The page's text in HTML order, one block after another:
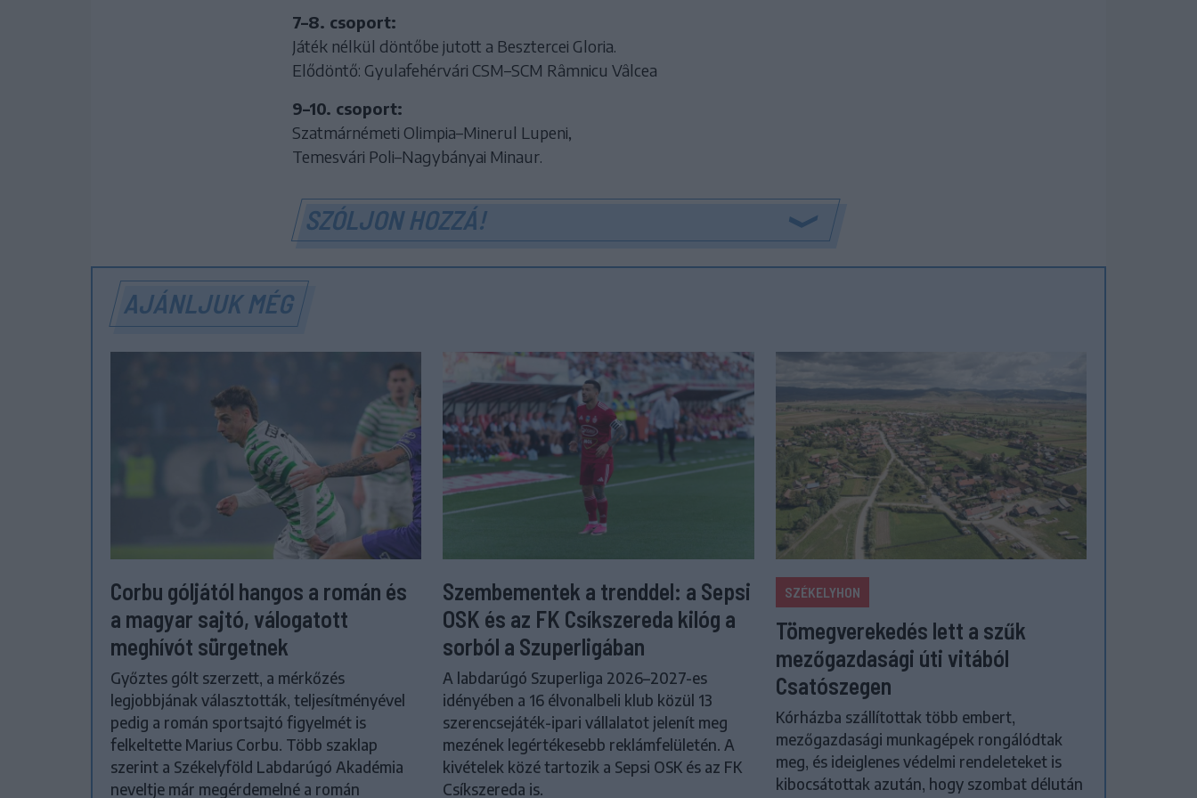
7–8. csoport:
Játék nélkül döntőbe jutott a Besztercei Gloria.
Elődöntő: Gyulafehérvári CSM–SCM Râmnicu Vâlcea
9–10. csoport:
Szatmárnémeti Olimpia–Minerul Lupeni,
Temesvári Poli–Nagybányai Minaur.
SZÓLJON HOZZÁ!
AJÁNLJUK MÉG
Corbu góljától hangos a román és
a magyar sajtó, válogatott
meghívót sürgetnek
Győztes gólt szerzett, a mérkőzés
legjobbjának választották, teljesítményével
pedig a román sportsajtó figyelmét is
felkeltette Marius Corbu. Több szaklap
szerint a Székelyföld Labdarúgó Akadémia
neveltje már megérdemelné a román
Szembementek a trenddel: a Sepsi
OSK és az FK Csíkszereda kilóg a
sorból a Szuperligában
A labdarúgó Szuperliga 2026–2027-es
idényében a 16 élvonalbeli klub közül 13
szerencsejáték-ipari vállalatot jelenít meg
mezének legértékesebb reklámfelületén. A
kivételek közé tartozik a Sepsi OSK és az FK
Csíkszereda is.
SZÉKELYHON
Tömegverekedés lett a szűk
mezőgazdasági úti vitából
Csatószegen
Kórházba szállítottak több embert,
mezőgazdasági munkagépek rongálódtak
meg, és ideiglenes védelmi rendeleteket is
kibocsátottak azután, hogy szombat délután